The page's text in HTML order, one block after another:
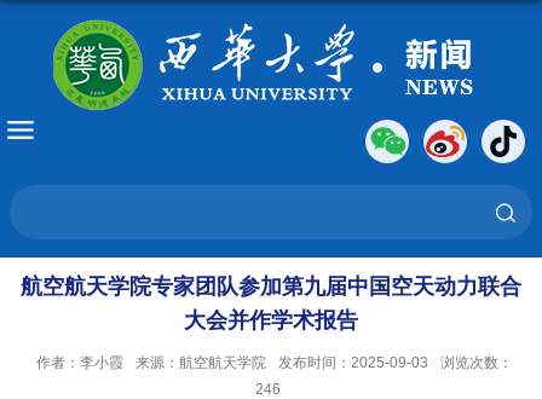
航空航天学院专家团队参加第九届中国空天动力联合
大会并作学术报告
作者：李小霞 来源：航空航天学院 发布时间：2025-09-03
浏览次数：
246